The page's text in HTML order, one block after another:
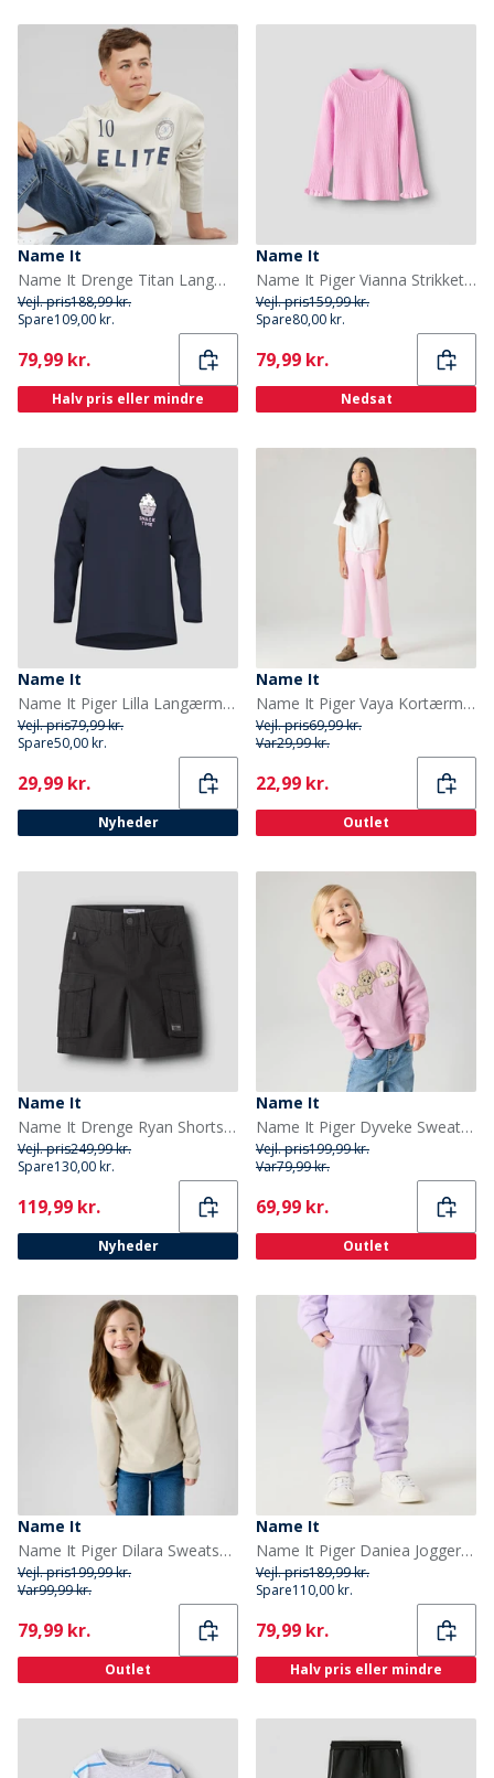
Name It
Name It Drenge Titan Langærmet T-shirt Moonbeam
Vejl. pris188,99 kr.
Spare109,00 kr.
Current
79,99 kr.
Halv pris eller mindre
Name It
Name It Piger Vianna Strikket Top Sweet Dreams
Vejl. pris159,99 kr.
Spare80,00 kr.
Current
79,99 kr.
Nedsat
Name It
Name It Piger Lilla Langærmet Bluse Navy Blazer
Vejl. pris79,99 kr.
Spare50,00 kr.
Current
29,99 kr.
Nyheder
Name It
Name It Piger Vaya Kortærmet T-shirt Bright White
Vejl. pris69,99 kr.
Var29,99 kr.
Current
22,99 kr.
Outlet
Name It
Name It Drenge Ryan Shorts Black Oyster
Vejl. pris249,99 kr.
Spare130,00 kr.
Current
119,99 kr.
Nyheder
Name It
Name It Piger Dyveke Sweatshirt Mauve Mist
Vejl. pris199,99 kr.
Var79,99 kr.
Current
69,99 kr.
Outlet
Name It
Name It Piger Dilara Sweatshirt Chateau Gray
Vejl. pris199,99 kr.
Var99,99 kr.
Current
79,99 kr.
Outlet
Name It
Name It Piger Daniea Joggers Lavendula
Vejl. pris189,99 kr.
Spare110,00 kr.
Current
79,99 kr.
Halv pris eller mindre